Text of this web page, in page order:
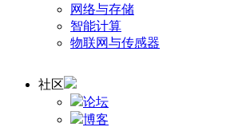
网络与存储
智能计算
物联网与传感器
社区
论坛
博客